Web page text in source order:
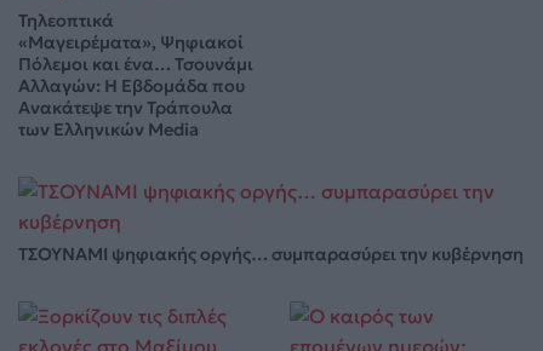
Τηλεοπτικά
«Μαγειρέματα», Ψηφιακοί
Πόλεμοι και ένα… Τσουνάμι
Αλλαγών: Η Εβδομάδα που
Ανακάτεψε την Τράπουλα
των Ελληνικών Media
ΤΣΟΥΝΑΜΙ ψηφιακής οργής… συμπαρασύρει την κυβέρνηση